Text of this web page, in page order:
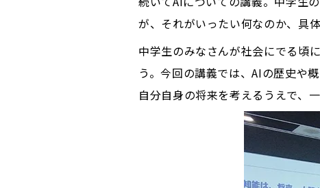
が、それがいったい何なのか、具
中学生のみなさんが社会にでる頃
う。今回の講義では、AIの歴史や
自分自身の将来を考えるうえで、